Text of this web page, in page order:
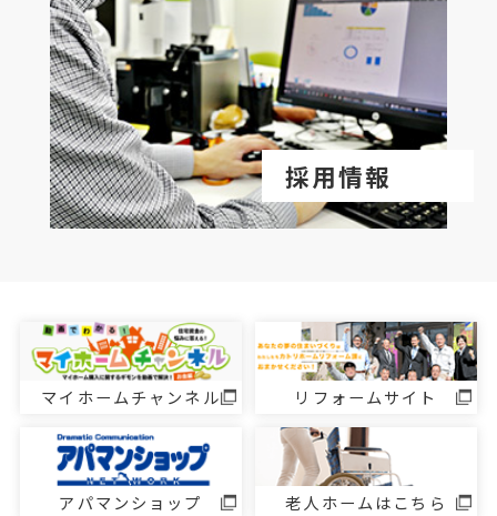
採用情報
マイホームチャンネル リフォームサイト
アパマンショップ 老人ホームはこちら